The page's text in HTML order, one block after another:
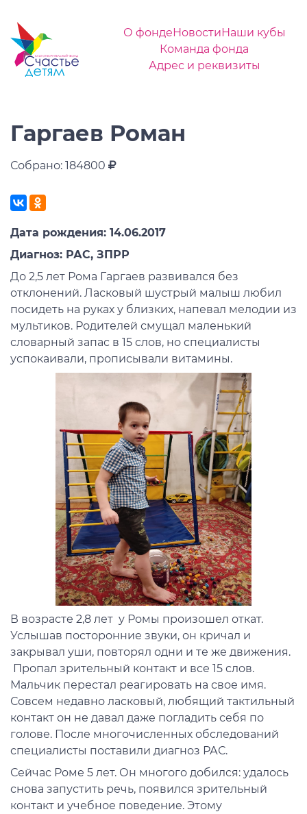
О фондеНовостиНаши кубы
Команда фонда
Адрес и реквизиты
Гаргаев Роман
Собрано: 184800
Дата рождения: 14.06.2017
Диагноз: РАС, ЗПРР
До 2,5 лет Рома Гаргаев развивался без
отклонений. Ласковый шустрый малыш любил
посидеть на руках у близких, напевал мелодии из
мультиков. Родителей смущал маленький
словарный запас в 15 слов, но специалисты
успокаивали, прописывали витамины.
В возрасте 2,8 лет у Ромы произошел откат.
Услышав посторонние звуки, он кричал и
закрывал уши, повторял одни и те же движения.
Пропал зрительный контакт и все 15 слов.
Мальчик перестал реагировать на свое имя.
Совсем недавно ласковый, любящий тактильный
контакт он не давал даже погладить себя по
голове. После многочисленных обследований
специалисты поставили диагноз РАС.
Сейчас Роме 5 лет. Он многого добился: удалось
снова запустить речь, появился зрительный
контакт и учебное поведение. Этому